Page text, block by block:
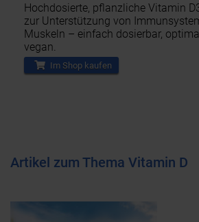
Hochdosierte, pflanzliche Vitamin
zur Unterstützung von
Muskeln – einfach dosierbar,
vegan.
Im Shop kaufen
Artikel zum Thema Vitamin D